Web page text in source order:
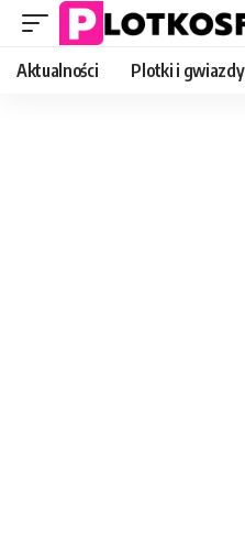
Aktualności Plotki i gwiazdy